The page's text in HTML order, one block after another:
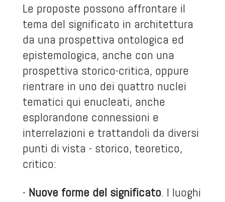
Le proposte possono affrontare il
tema del significato in architettura
da una prospettiva ontologica ed
epistemologica, anche con una
prospettiva storico-critica, oppure
rientrare in uno dei quattro nuclei
tematici qui enucleati, anche
esplorandone connessioni e
interrelazioni e trattandoli da diversi
punti di vista - storico, teoretico,
critico:
- Nuove forme del significato. I luoghi